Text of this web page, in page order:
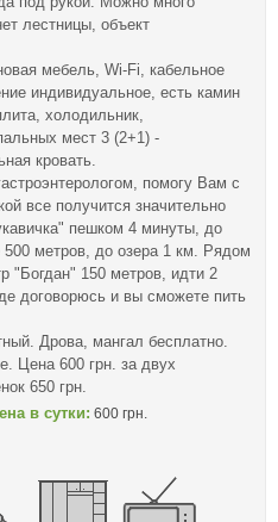
лестницы, объект
мебель, Wi-Fi, кабельное
индивидуальное, есть камин
холодильник,
мест 3 (2+1) -
кровать.
помогу Вам с
все получится значительно
пешком 4 минуты, до
метров, до озера 1 км. Рядом
"Богдан" 150 метров, идти 2
договорюсь и вы сможете пить
Дрова, мангал бесплатно.
Цена 600 грн. за двух
650 грн.
в сутки: 600 грн.